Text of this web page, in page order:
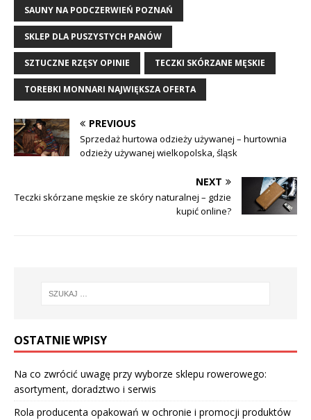
SAUNY NA PODCZERWIEŃ POZNAŃ
SKLEP DLA PUSZYSTYCH PANÓW
SZTUCZNE RZĘSY OPINIE TECZKI SKÓRZANE MĘSKIE
TOREBKI MONNARI NAJWIĘKSZA OFERTA
PREVIOUS
Sprzedaż hurtowa odzieży używanej – hurtownia
odzieży używanej wielkopolska, śląsk
NEXT
Teczki skórzane męskie ze skóry naturalnej – gdzie
kupić online?
OSTATNIE WPISY
Na co zwrócić uwagę przy wyborze sklepu rowerowego:
asortyment, doradztwo i serwis
Rola producenta opakowań w ochronie i promocji produktów